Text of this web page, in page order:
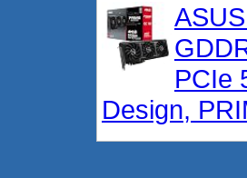
PCIe
Design,